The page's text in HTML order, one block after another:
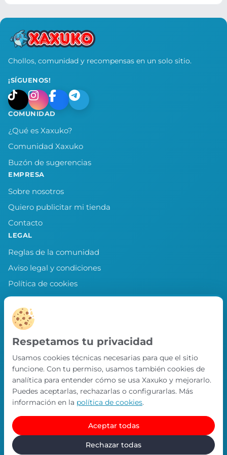
Chollos, comunidad y recompensas en un solo sitio.
¡SÍGUENOS!
COMUNIDAD
¿Qué es Xaxuko?
Comunidad Xaxuko
Buzón de sugerencias
EMPRESA
Sobre nosotros
Quiero publicitar mi tienda
Contacto
LEGAL
Reglas de la comunidad
Aviso legal y condiciones
Política de cookies
Política de privacidad
Preferencias de cookies
LLEVA XAXUKO CONTIGO
Chollos, misiones y recompensas desde
nuestra APP.
PRÓXIMAMENTE EN
App Store
Política de privacidad
Respetamos tu privacidad
Usamos cookies técnicas necesarias para que el sitio
funcione. Con tu permiso, usamos también cookies de
analítica para entender cómo se usa Xaxuko y mejorarlo.
Puedes aceptarlas, rechazarlas o configurarlas. Más
información en la política de cookies.
Aceptar todas
Rechazar todas